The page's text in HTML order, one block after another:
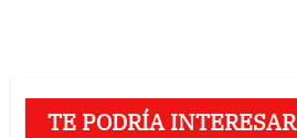
TE PODRÍA INTERESAR